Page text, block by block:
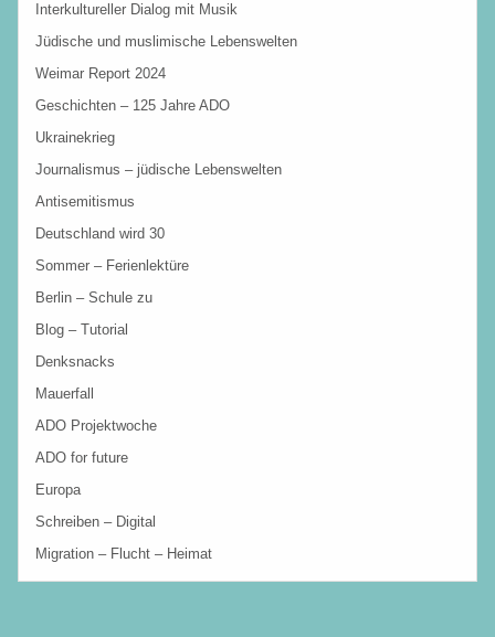
Interkultureller Dialog mit Musik
Jüdische und muslimische Lebenswelten
Weimar Report 2024
Geschichten – 125 Jahre ADO
Ukrainekrieg
Journalismus – jüdische Lebenswelten
Antisemitismus
Deutschland wird 30
Sommer – Ferienlektüre
Berlin – Schule zu
Blog – Tutorial
Denksnacks
Mauerfall
ADO Projektwoche
ADO for future
Europa
Schreiben – Digital
Migration – Flucht – Heimat